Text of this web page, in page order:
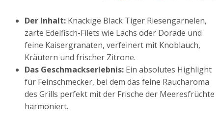
Der Inhalt: Knackige Black Tiger Riesengarnelen,
zarte Edelfisch-Filets wie Lachs oder Dorade und
feine Kaisergranaten, verfeinert mit Knoblauch,
Kräutern und frischer Zitrone.
Das Geschmackserlebnis: Ein absolutes Highlight
für Feinschmecker, bei dem das feine Raucharoma
des Grills perfekt mit der Frische der Meeresfrüchte
harmoniert.